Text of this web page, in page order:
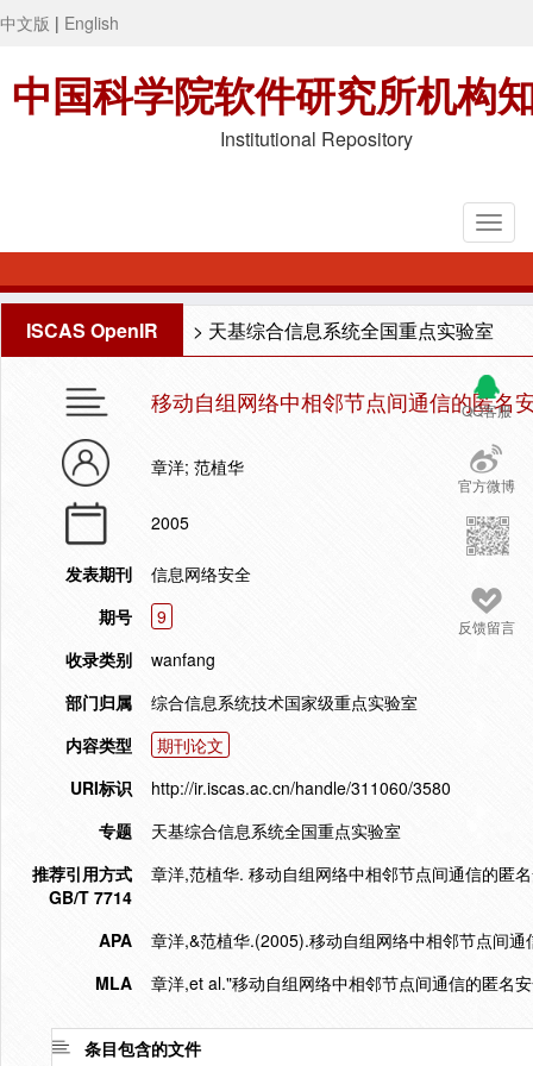
中文版 | English
中国科学院软件研究所机构
Institutional Repository
ISCAS OpenIR > 天基综合信息系统全国重点实验室
QQ客服
官方微博
反馈留言
移动自组网络中相邻节点间通信的匿名
章洋; 范植华
2005
发表期刊
信息网络安全
期号
9
收录类别
wanfang
部门归属
综合信息系统技术国家级重点实验室
内容类型
期刊论文
URI标识
http://ir.iscas.ac.cn/handle/311060/3580
专题
天基综合信息系统全国重点实验室
推荐引用方式
GB/T 7714
章洋,范植华. 移动自组网络中相邻节点间通信的匿
APA
章洋,&范植华.(2005).移动自组网络中相邻节点间通
MLA
章洋,et al."移动自组网络中相邻节点间通信的匿名
条目包含的文件